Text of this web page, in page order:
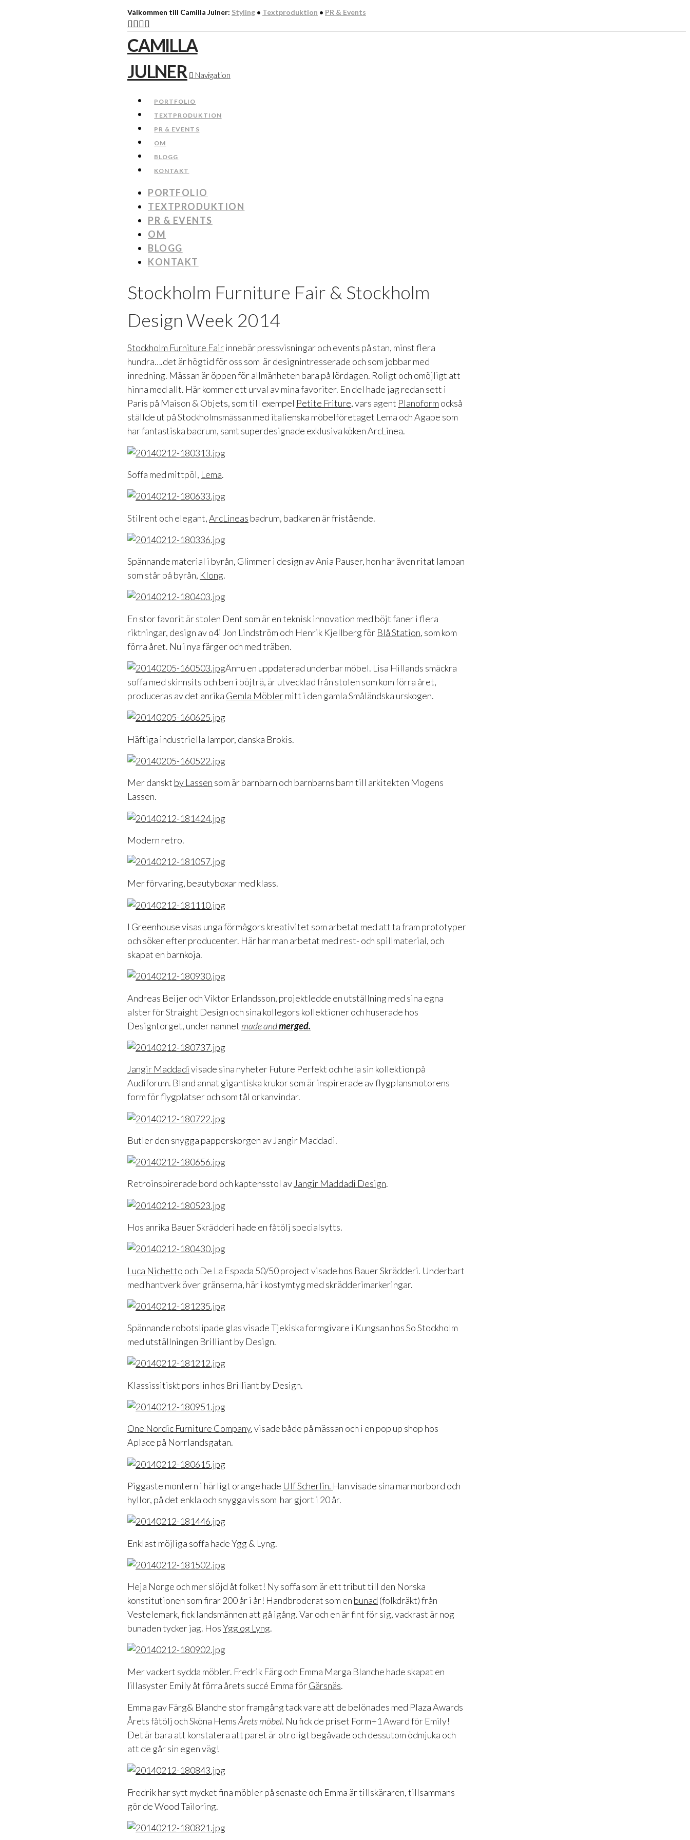
Välkommen till Camilla Julner: Styling • Textproduktion • PR & Events
CAMILLA
JULNER
Navigation
PORTFOLIO
TEXTPRODUKTION
PR & EVENTS
OM
BLOGG
KONTAKT
PORTFOLIO
TEXTPRODUKTION
PR & EVENTS
OM
BLOGG
KONTAKT
Stockholm Furniture Fair & Stockholm
Design Week 2014
Stockholm Furniture Fairinnebär pressvisningar och events på stan, minst flera
hundra….det är högtid för oss som är designintresserade och som jobbar med
inredning. Mässan är öppen för allmänheten bara på lördagen. Roligt och omöjligt att
hinna med allt. Här kommer ett urval av mina favoriter. En del hade jag redan sett i
Paris på Maison & Objets, som till exempel Petite Friture, vars agent Planoform också
ställde ut på Stockholmsmässan med italienska möbelföretaget Lema och Agape som
har fantastiska badrum, samt superdesignade exklusiva köken ArcLinea.
Soffa med mittpöl, Lema.
Stilrent och elegant,ArcLineas badrum, badkaren är fristående.
Spännande material i byrån, Glimmer i design av Ania Pauser, hon har även ritat lampan
som står på byrån, Klong.
En stor favorit är stolen Dent som är en teknisk innovation med böjt faner i flera
riktningar, design av o4i Jon Lindström och Henrik Kjellberg för Blå Station, som kom
förra året. Nu i nya färger och med träben.
Ännu en uppdaterad underbar möbel. Lisa Hillands smäckra
soffa med skinnsits och ben i böjträ, är utvecklad från stolen som kom förra året,
produceras av det anrika Gemla Möblermitt i den gamla Småländska urskogen.
Häftiga industriella lampor, danska Brokis.
Mer danskt by Lassen som är barnbarn och barnbarns barn till arkitekten Mogens
Lassen.
Modern retro.
Mer förvaring, beautyboxar med klass.
I Greenhouse visas unga förmågors kreativitet som arbetat med att ta fram prototyper
och söker efter producenter. Här har man arbetat med rest- och spillmaterial, och
skapat en barnkoja.
Andreas Beijer och Viktor Erlandsson, projektledde en utställning med sina egna
alster för Straight Design och sina kollegors kollektioner och huserade hos
Designtorget, under namnet made andmerged.
Jangir Maddadi visade sina nyheter Future Perfekt och hela sin kollektion på
Audiforum. Bland annat gigantiska krukor som är inspirerade av flygplansmotorens
form för flygplatser och som tål orkanvindar.
Butler den snygga papperskorgen av Jangir Maddadi.
Retroinspirerade bord och kaptensstol avJangir Maddadi Design.
Hos anrika Bauer Skrädderi hade en fåtölj specialsytts.
Luca Nichetto och De La Espada 50/50 project visade hos Bauer Skrädderi. Underbart
med hantverk över gränserna, här i kostymtyg med skrädderimarkeringar.
Spännande robotslipade glas visade Tjekiska formgivare i Kungsan hos So Stockholm
med utställningen Brilliant by Design.
Klassissitiskt porslin hos Brilliant by Design.
One Nordic Furniture Company, visade både på mässan och i en pop up shop hos
Aplace på Norrlandsgatan.
Piggaste montern i härligt orange hade Ulf Scherlin. Han visade sina marmorbord och
hyllor, på det enkla och snygga vis som har gjort i 20 år.
Enklast möjliga soffa hade Ygg & Lyng.
Heja Norge och mer slöjd åt folket! Ny soffa som är ett tribut till den Norska
konstitutionen som firar 200 år i år! Handbroderat som en bunad (folkdräkt) från
Vestelemark, fick landsmännen att gå igång. Var och en är fint för sig, vackrast är nog
bunaden tycker jag. HosYgg og Lyng.
Mer vackert sydda möbler. Fredrik Färg och Emma Marga Blanche hade skapat en
lillasyster Emily åt förra årets succé Emma förGärsnäs.
Emma gav Färg& Blanche stor framgång tack vare att de belönades med Plaza Awards
Årets fåtölj och Sköna HemsÅrets möbel. Nu fick de priset Form+1 Award för Emily!
Det är bara att konstatera att paret är otroligt begåvade och dessutom ödmjuka och
att de går sin egen väg!
Fredrik har sytt mycket fina möbler på senaste och Emma är tillskäraren, tillsammans
gör de Wood Tailoring.